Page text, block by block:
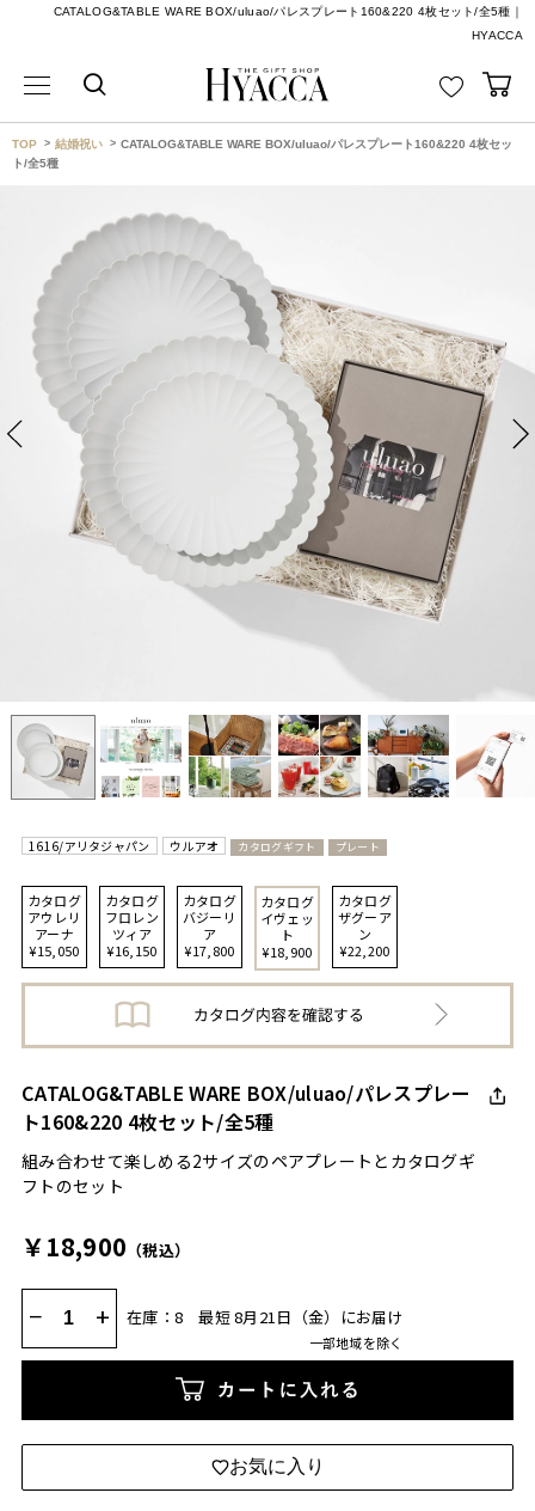
CATALOG&TABLE WARE BOX/uluao/パレスプレート160&220 4枚セット/全5種｜
HYACCA
TOP 結婚祝い
CATALOG&TABLE WARE BOX/uluao/パレスプレート160&220 4枚セッ
ト/全5種
1616/アリタジャパン ウルアオ カタログギフト プレート
カタログ
アウレリ
アーナ
¥15,050
カタログ
フロレン
ツィア
¥16,150
カタログ
バジーリ
ア
¥17,800
カタログ
イヴェッ
ト
¥18,900
カタログ
ザグーア
ン
¥22,200
CATALOG&TABLE WARE BOX/uluao/パレスプレー
ト160&220 4枚セット/全5種
組み合わせて楽しめる2サイズのペアプレートとカタログギ
フトのセット
￥18,900 （税込）
− + 在庫：8 最短 8月21日（金）にお届け
一部地域を除く
カートに入れる
お気に入り